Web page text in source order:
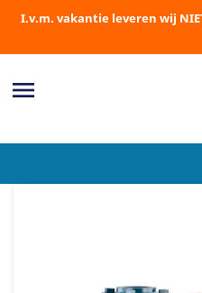
I.v.m. vakantie leveren wij
